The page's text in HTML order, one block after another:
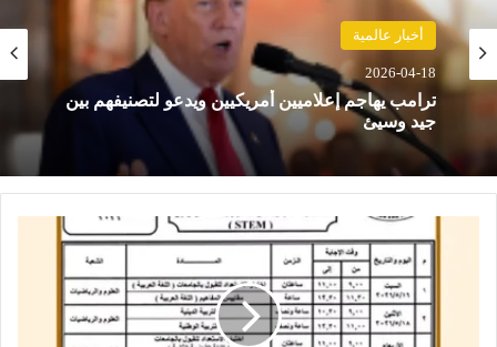
أخبار عالمية
2026-04-18
ترامب يهاجم إعلاميين أمريكيين ويدعو لتصنيفهم بين
جيد وسيئ
حوادث
2026-04-18
مصرع 8 أشخاص في تحطم مروحية بإندونيسيا بعد
دقائق من الإقلاع في جزيرة بورنيو